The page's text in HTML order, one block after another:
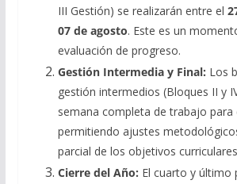
III Gestión) se realizarán entre el
07 de agosto. Este es un
evaluación de progreso.
Gestión Intermedia y Final: Los
gestión intermedios (Bloques II y
semana completa de trabajo para
permitiendo ajustes
parcial de los objetivos
Cierre del Año: El cuarto y último